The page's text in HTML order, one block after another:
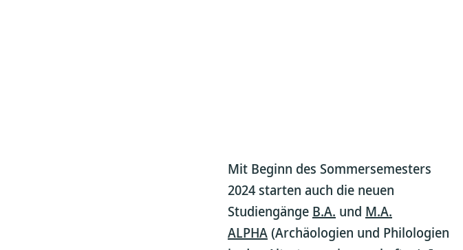
Mit Beginn des Sommersemesters
2024 starten auch die neuen
Studiengänge B.A. und M.A.
ALPHA(Archäologien und Philologien